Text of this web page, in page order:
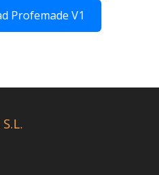
Profemade V1